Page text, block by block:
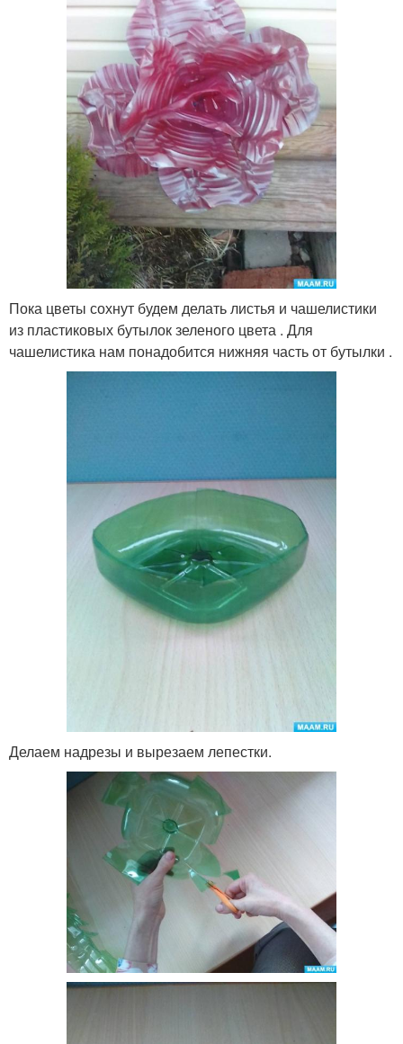
Пока цветы сохнут будем делать листья и чашелистики
из пластиковых бутылок зеленого цвета . Для
чашелистика нам понадобится нижняя часть от бутылки .
Делаем надрезы и вырезаем лепестки.